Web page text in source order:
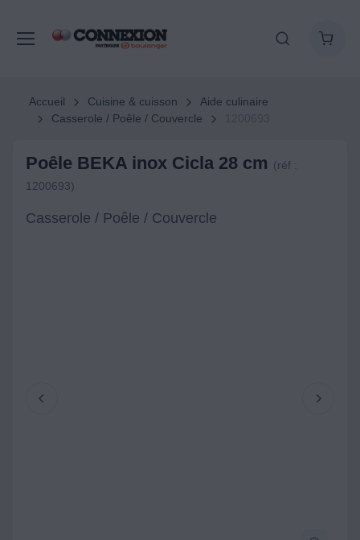
Accueil Cuisine & cuisson
Aide culinaire
Casserole / Poêle / Couvercle
Poêle BEKA inox Cicla 28 cm (réf :
1200693)
Casserole / Poêle / Couvercle